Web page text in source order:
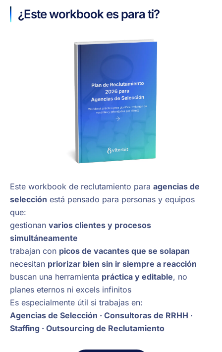
¿Este workbook es para ti?
Este workbook de reclutamiento para agencias de
selección está pensado para personas y equipos
que:
gestionan varios clientes y procesos
simultáneamente
trabajan con picos de vacantes que se solapan
necesitan priorizar bien sin ir siempre a reacción
buscan una herramienta práctica y editable, no
planes eternos ni excels infinitos
Es especialmente útil si trabajas en:
Agencias de Selección · Consultoras de RRHH ·
Staffing · Outsourcing de Reclutamiento